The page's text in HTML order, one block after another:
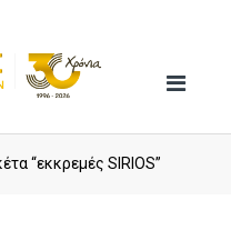
“εκκρεμές SIRIOS”